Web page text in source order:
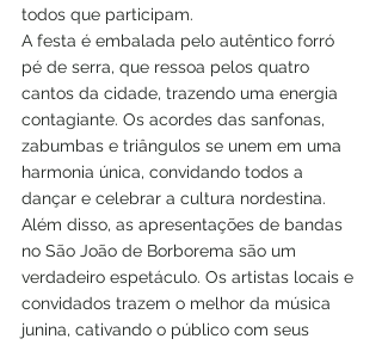
todos que participam.
A festa é embalada pelo autêntico forró
pé de serra, que ressoa pelos quatro
cantos da cidade, trazendo uma energia
contagiante. Os acordes das sanfonas,
zabumbas e triângulos se unem em uma
harmonia única, convidando todos a
dançar e celebrar a cultura nordestina.
Além disso, as apresentações de bandas
no São João de Borborema são um
verdadeiro espetáculo. Os artistas locais e
convidados trazem o melhor da música
junina, cativando o público com seus